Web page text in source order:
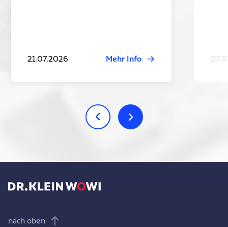
21.07.2026 Mehr Info
nach oben